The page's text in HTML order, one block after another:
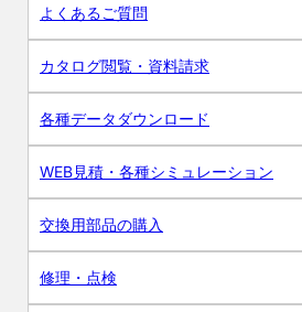
よくあるご質問
カタログ閲覧・資料請求
各種データダウンロード
WEB見積・各種シミュレーション
交換用部品の購入
修理・点検